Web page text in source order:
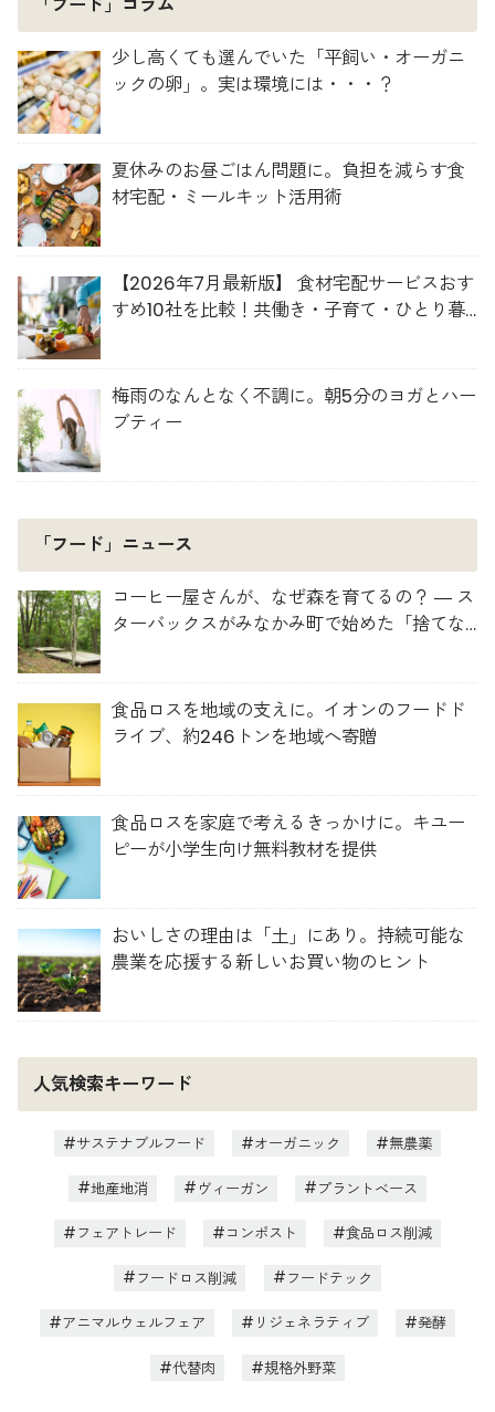
少し高くても選んでいた「平飼い・オーガニ
ックの卵」。実は環境には・・・？
夏休みのお昼ごはん問題に。負担を減らす食
材宅配・ミールキット活用術
【2026年7月最新版】 食材宅配サービスおす
すめ10社を比較！共働き・子育て・ひとり暮
梅雨のなんとなく不調に。朝5分のヨガとハー
ブティー
「フード」ニュース
コーヒー屋さんが、なぜ森を育てるの？ ― ス
ターバックスがみなかみ町で始めた「捨てな
食品ロスを地域の支えに。イオンのフードド
ライブ、約246トンを地域へ寄贈
食品ロスを家庭で考えるきっかけに。キユー
ピーが小学生向け無料教材を提供
おいしさの理由は「土」にあり。持続可能な
農業を応援する新しいお買い物のヒント
人気検索キーワード
サステナブルフード オーガニック 無農薬
地産地消 ヴィーガン プラントベース
フェアトレード コンポスト 食品ロス削減
フードロス削減 フードテック
アニマルウェルフェア リジェネラティブ 発酵
代替肉 規格外野菜